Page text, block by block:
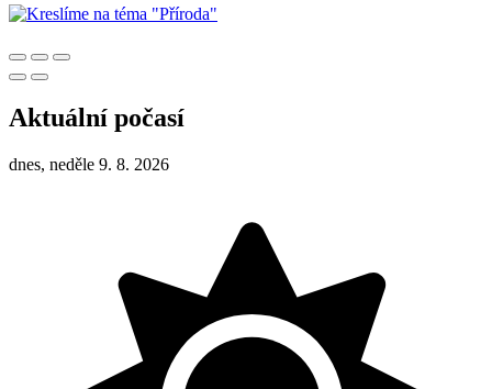
Aktuální počasí
dnes, neděle 9. 8. 2026